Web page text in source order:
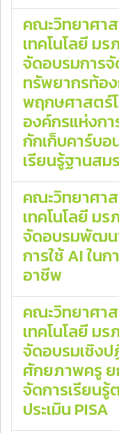
คณะวิทยาศา
เทคโนโลยี ม
จัดอบรมการ
ทรัพยากรท้อ
พฤกษศาสตร์
องค์กรแห่งกา
กักเก็บคาร์บอ
เรียนรู้ฐานสม
คณะวิทยาศา
เทคโนโลยี ม
จัดอบรมพัฒน
การใช้ AI ใน
อาชีพ
คณะวิทยาศา
เทคโนโลยี ม
จัดอบรมเชิง
ศักยภาพครู ย
จัดการเรียนรู้
ประเมิน PISA